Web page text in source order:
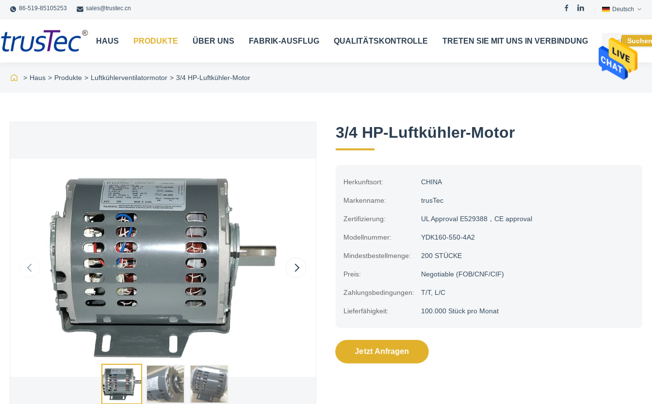
86-519-85105253 sales@trustec.cn Deutsch
HAUS PRODUKTE ÜBER UNS FABRIK-AUSFLUG QUALITÄTSKONTROLLE TRETEN SIE MIT UNS IN VERBINDUNG
> Haus > Produkte > Luftkühlerventilatormotor > 3/4 HP-Luftkühler-Motor
3/4 HP-Luftkühler-Motor
Herkunftsort: CHINA
Markenname: trusTec
Zertifizierung: UL Approval E529388，CE approval
Modellnummer: YDK160-550-4A2
Mindestbestellmenge: 200 STÜCKE
Preis: Negotiable (FOB/CNF/CIF)
Zahlungsbedingungen: T/T, L/C
Lieferfähigkeit: 100.000 Stück pro Monat
Jetzt Anfragen